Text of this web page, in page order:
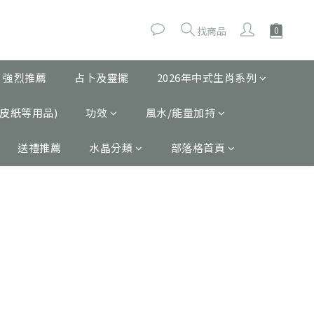
找商品
烈推薦 占卜及靈擺 2026年中式生肖系列
紙等用品) 功效 風水/能量加持
送禮推薦 水晶分類 部落格首頁